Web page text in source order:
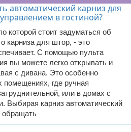
которой стоит задуматься об
карниза для штор, - это
С помощью пульта
вы можете легко открывать и
с дивана. Это особенно
где ручная
или в домах с
Выбирая карниз автоматический
обращать